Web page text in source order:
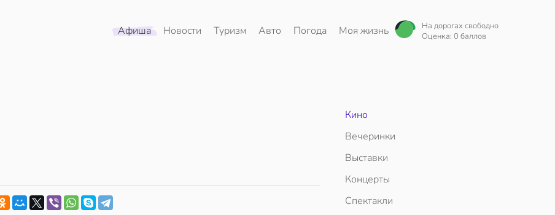
Афиша Новости Туризм Авто Погода Моя жизнь
На дорогах свободно
Оценка: 0 баллов
Кино
Вечеринки
Выставки
Концерты
Спектакли